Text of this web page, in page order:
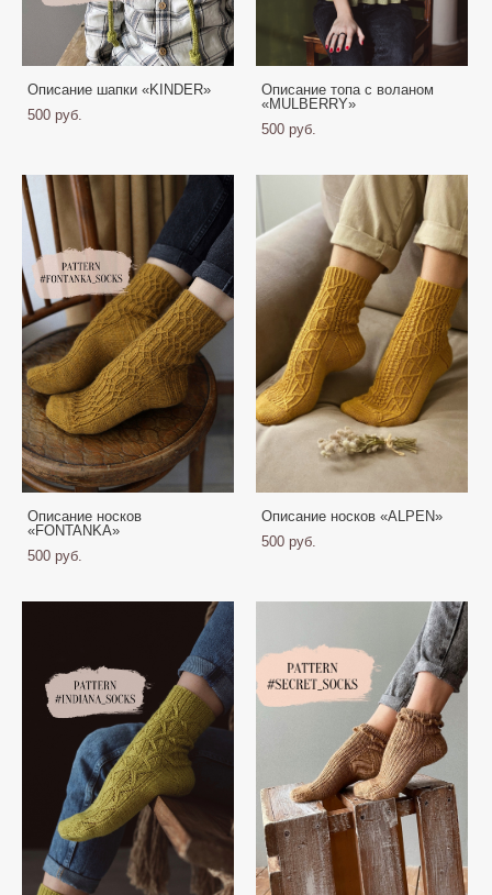
Описание шапки «KINDER»
500 pуб.
Описание топа с воланом
«MULBERRY»
500 pуб.
Описание носков
«FONTANKA»
500 pуб.
Oписание носков «ALPEN»
500 pуб.